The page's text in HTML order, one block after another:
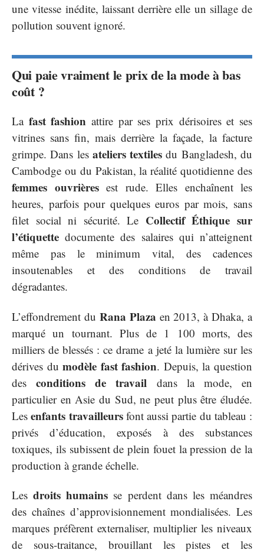
une vitesse inédite, laissant derrière elle un sillage de
pollution souvent ignoré.
Qui paie vraiment le prix de la mode à bas
coût ?
La fast fashion attire par ses prix dérisoires et ses
vitrines sans fin, mais derrière la façade, la facture
grimpe. Dans les ateliers textiles du Bangladesh, du
Cambodge ou du Pakistan, la réalité quotidienne des
femmes ouvrièresest rude. Elles enchaînent les
heures, parfois pour quelques euros par mois, sans
filet social ni sécurité. Le Collectif Éthique sur
l’étiquette documente des salaires qui n’atteignent
même pas le minimum vital, des cadences
insoutenables et des conditions de travail
dégradantes.
L’effondrement du Rana Plaza en 2013, à Dhaka, a
marqué un tournant. Plus de 1 100 morts, des
milliers de blessés : ce drame a jeté la lumière sur les
dérives dumodèle fast fashion. Depuis, la question
desconditions de travail dans la mode, en
particulier en Asie du Sud, ne peut plus être éludée.
Lesenfants travailleursfont aussi partie du tableau :
privés d’éducation, exposés à des substances
toxiques, ils subissent de plein fouet la pression de la
production à grande échelle.
Lesdroits humains se perdent dans les méandres
des chaînes d’approvisionnement mondialisées. Les
marques préfèrent externaliser, multiplier les niveaux
de sous-traitance, brouillant les pistes et les